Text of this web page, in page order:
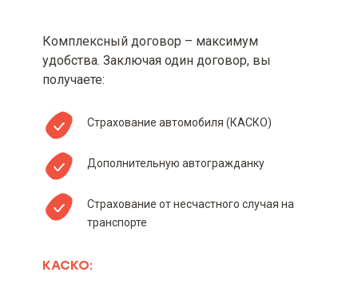
ответственности), если
минимальный и максимальный
размер страховой суммы
определены условиями
Минимальный и максимальный
страхового тарифа
Вид, минимальный и
максимальный размеры
франшизы (при наличии)
Территория и срок действия
Комплексный договор – максимум
удобства. Заключая один договор, вы
получаете:
Страхование автомобиля (КАСКО)
Дополнительную автогражданку
Страхование от несчастного случая на
транспорте
КАСКО: